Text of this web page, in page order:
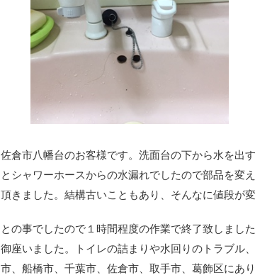
佐倉市八幡台のお客様です。洗面台の下から水を出
とシャワーホースからの水漏れでしたので部品を変
頂きました。結構古いこともあり、そんなに値段が
との事でしたので１時間程度の作業で終了致しまし
御座いました。トイレの詰まりや水回りのトラブル
市、船橋市、千葉市、佐倉市、取手市、葛飾区にあ